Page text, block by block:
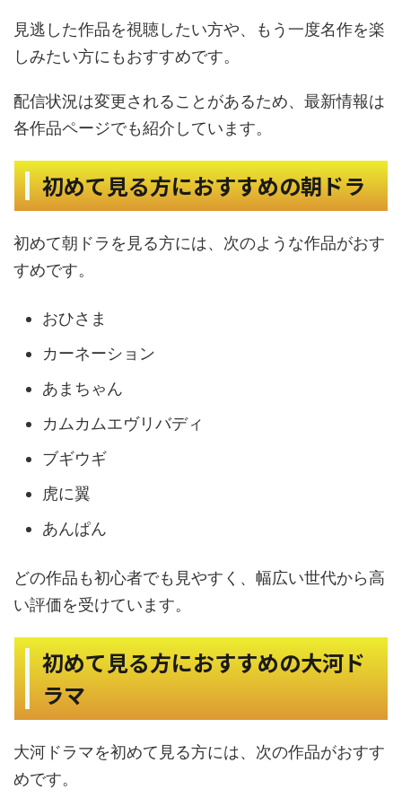
見逃した作品を視聴したい方や、もう一度名作を楽
しみたい方にもおすすめです。
配信状況は変更されることがあるため、最新情報は
各作品ページでも紹介しています。
初めて見る方におすすめの朝ドラ
初めて朝ドラを見る方には、次のような作品がおす
すめです。
おひさま
カーネーション
あまちゃん
カムカムエヴリバディ
ブギウギ
虎に翼
あんぱん
どの作品も初心者でも見やすく、幅広い世代から高
い評価を受けています。
初めて見る方におすすめの大河ド
ラマ
大河ドラマを初めて見る方には、次の作品がおすす
めです。